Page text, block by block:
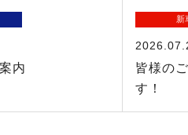
内
新
皆様の
す！